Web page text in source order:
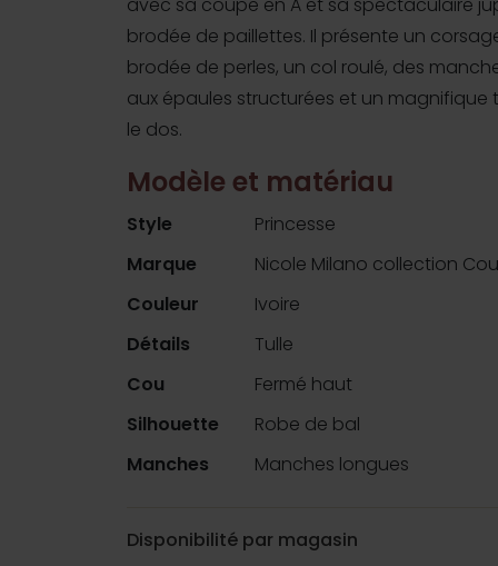
brodée de paillettes. Il présente un
brodée de perles, un col roulé, des
aux épaules structurées et un magnifique
le dos.
Modèle et matériau
Style
Princesse
Marque
Nicole Milano collection
Couleur
Ivoire
Détails
Tulle
Cou
Fermé haut
Silhouette
Robe de bal
Manches
Manches longues
Disponibilité par magasin